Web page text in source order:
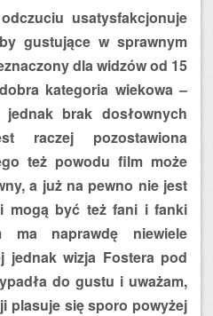
usatysfakcjonuje
gustujące w sprawnym
dla widzów od 15
kategoria wiekowa –
brak dosłownych
raczej pozostawiona
też powodu film może
a już na pewno nie jest
mogą być też fani i fanki
naprawdę niewiele
jednak wizja Fostera pod
do gustu i uważam,
plasuje się sporo powyżej